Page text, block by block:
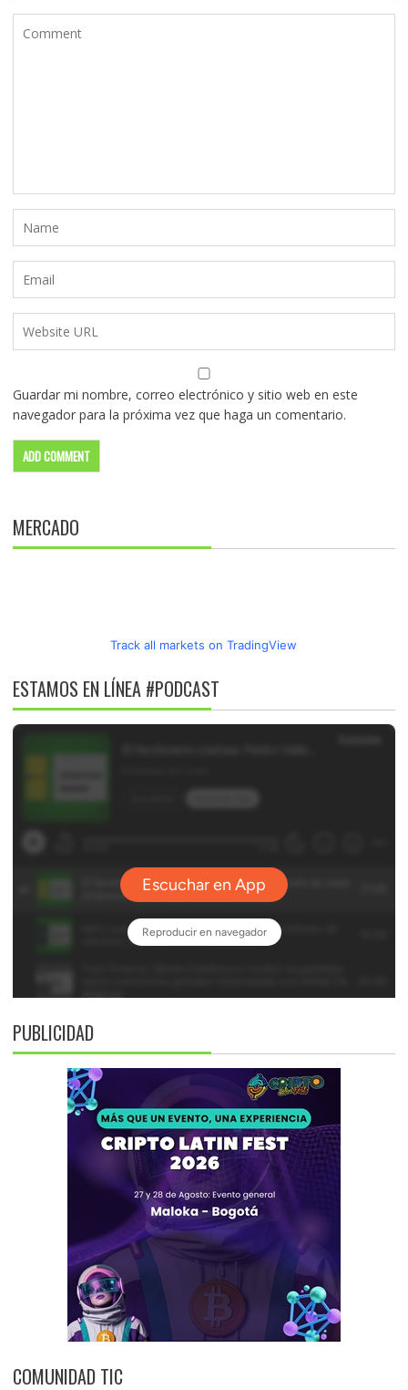
Guardar mi nombre, correo electrónico y sitio web en este
navegador para la próxima vez que haga un comentario.
MERCADO
Track all markets on TradingView
ESTAMOS EN LÍNEA #PODCAST
PUBLICIDAD
COMUNIDAD TIC